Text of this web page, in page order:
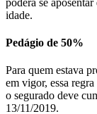
idade.
Pedágio de 50%
Para quem estava
em vigor, essa
o segurado deve
13/11/2019.